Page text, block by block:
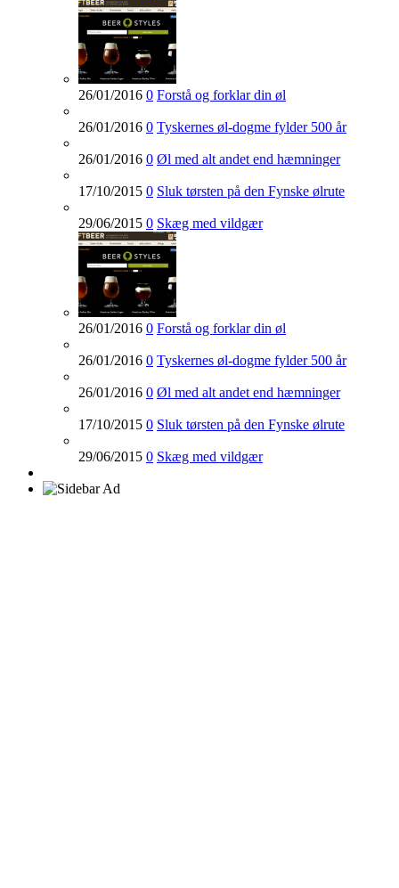
26/01/2016 0 Forstå og forklar din øl
26/01/2016 0 Tyskernes øl-dogme fylder 500 år
26/01/2016 0 Øl med alt andet end hæmninger
17/10/2015 0 Sluk tørsten på den Fynske ølrute
29/06/2015 0 Skæg med vildgær
26/01/2016 0 Forstå og forklar din øl
26/01/2016 0 Tyskernes øl-dogme fylder 500 år
26/01/2016 0 Øl med alt andet end hæmninger
17/10/2015 0 Sluk tørsten på den Fynske ølrute
29/06/2015 0 Skæg med vildgær